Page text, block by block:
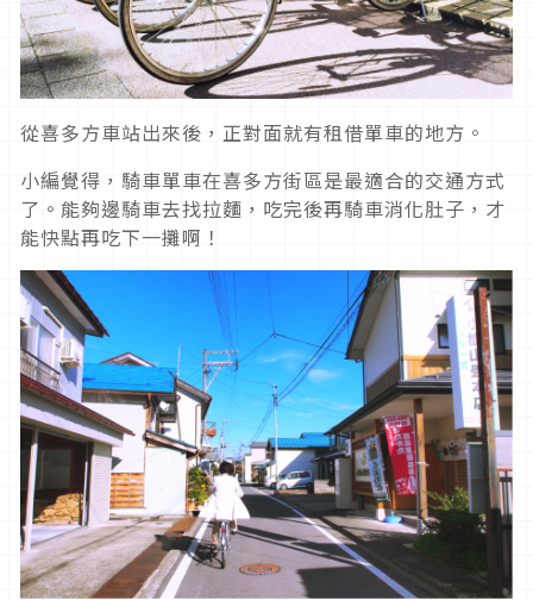
從喜多方車站出來後，正對面就有租借單車的地方。
小編覺得，騎車單車在喜多方街區是最適合的交通方式
了。能夠邊騎車去找拉麵，吃完後再騎車消化肚子，才
能快點再吃下一攤啊！